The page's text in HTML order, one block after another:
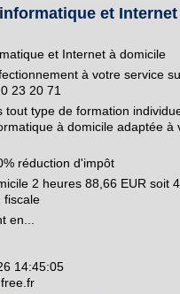
et Internet
et Internet à domicile
à votre service
23 20 71
tout type de formation
à domicile adaptée à
réduction d'impôt
2 heures 88,66 EUR soit
fiscale
en...
14:45:05